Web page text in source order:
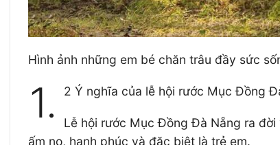
Hình ảnh những em bé chăn trâu đầy sức
1. 2 Ý nghĩa của lễ hội rước Mục Đồng
Lễ hội rước Mục Đồng Đà Nẵng ra
ấm no, hạnh phúc và đặc biệt là trẻ em.